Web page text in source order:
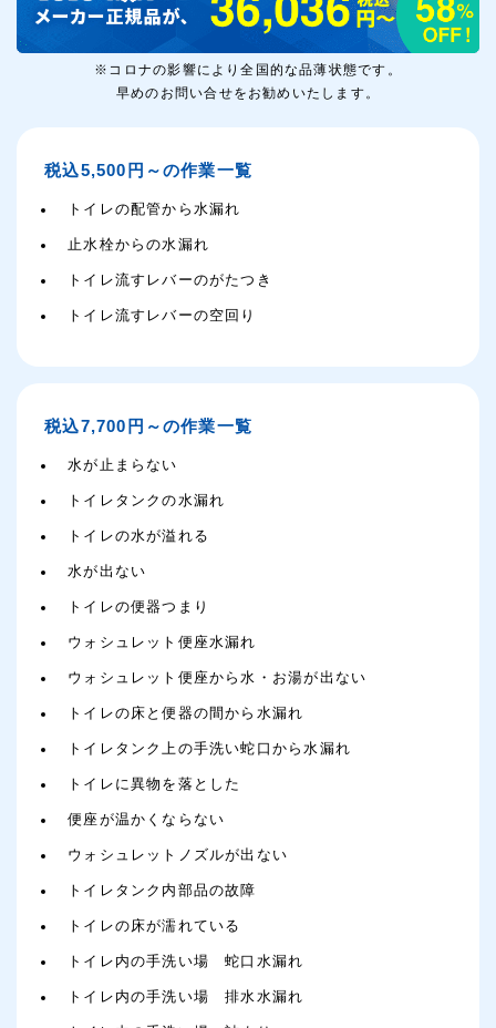
※コロナの影響により全国的な品薄状態です。
早めのお問い合せをお勧めいたします。
税込5,500円～の作業一覧
トイレの配管から水漏れ
止水栓からの水漏れ
トイレ流すレバーのがたつき
トイレ流すレバーの空回り
税込7,700円～の作業一覧
水が止まらない
トイレタンクの水漏れ
トイレの水が溢れる
水が出ない
トイレの便器つまり
ウォシュレット便座水漏れ
ウォシュレット便座から水・お湯が出ない
トイレの床と便器の間から水漏れ
トイレタンク上の手洗い蛇口から水漏れ
トイレに異物を落とした
便座が温かくならない
ウォシュレットノズルが出ない
トイレタンク内部品の故障
トイレの床が濡れている
トイレ内の手洗い場 蛇口水漏れ
トイレ内の手洗い場 排水水漏れ